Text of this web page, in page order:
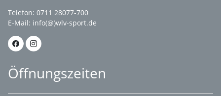
Telefon: 0711 28077-700
E-Mail: info(@)wlv-sport.de
Öffnungszeiten